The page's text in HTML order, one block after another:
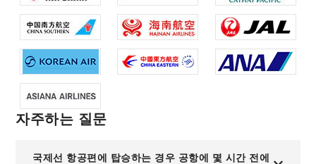
자주하는 질문
국제선 항공편에 탑승하는 경우 공항에 몇 시간 전에